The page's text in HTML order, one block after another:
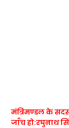
मंत्रिमण्डल के
जाँच हो:रघुनाथ